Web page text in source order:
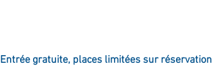
Entrée gratuite, places limitées sur